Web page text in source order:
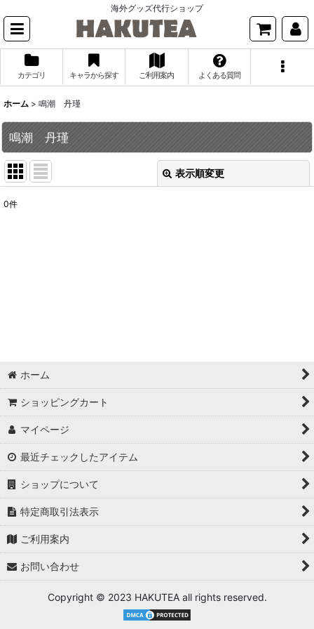
海外グッズ代行ショップ
カテゴリ キャラから探す ご利用案内 よくある質問
ホーム > 鳴潮 丹瑾
鳴潮 丹瑾
表示順変更
0件
ホーム
ショッピングカート
マイページ
最近チェックしたアイテム
ショップについて
特定商取引法表示
ご利用案内
お問い合わせ
Copyright © 2023 HAKUTEA all rights reserved.